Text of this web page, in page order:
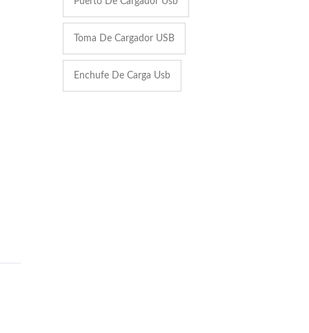
Toma De Cargador USB
Enchufe De Carga Usb